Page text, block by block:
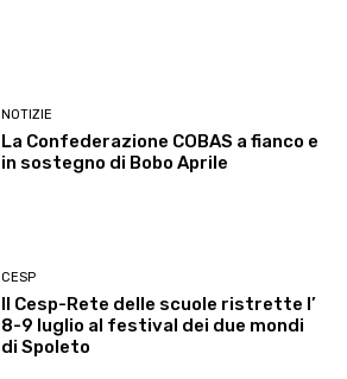
NOTIZIE
La Confederazione COBAS a fianco e
in sostegno di Bobo Aprile
CESP
Il Cesp-Rete delle scuole ristrette l’
8-9 luglio al festival dei due mondi
di Spoleto